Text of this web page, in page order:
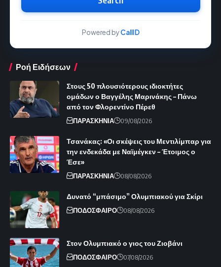
Powered byCallID
Ροή Ειδήσεων
Στους 50 πλουσιότερους ιδιοκτήτες
ομάδων ο Βαγγέλης Μαρινάκης – Πάνω
από τον Φλορεντίνο Πέρεθ
ΠΑΡΑΣΚΗΝΙΑ 09/08/2026
Τσανάκας: «Οι σκέψεις του Μεντιλίμπαρ για
την ενδεκάδα με Ναϊμέγκεν – Έτοιμος ο
Έσε»
ΠΑΡΑΣΚΗΝΙΑ 08/08/2026
Δυνατό “μπάσιμο” Ολυμπιακού για Σκίρι
ΠΟΔΟΣΦΑΙΡΟ 08/08/2026
Στον Ολυμπιακό ο γιος του Ζιοβάνι
ΠΟΔΟΣΦΑΙΡΟ 07/08/2026